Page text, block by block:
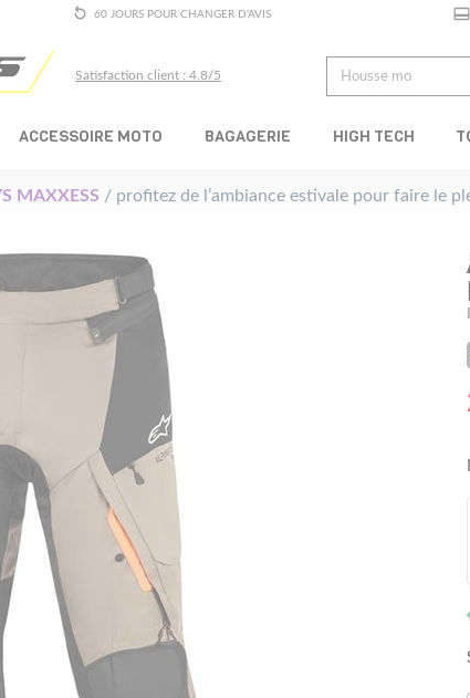
60 JOURS POUR CHANGER D'AVIS
Satisfaction client : 4.8/5
ACCESSOIRE MOTO BAGAGERIE HIGH TECH
MAXXESS / profitez de l’ambiance estivale pour faire le